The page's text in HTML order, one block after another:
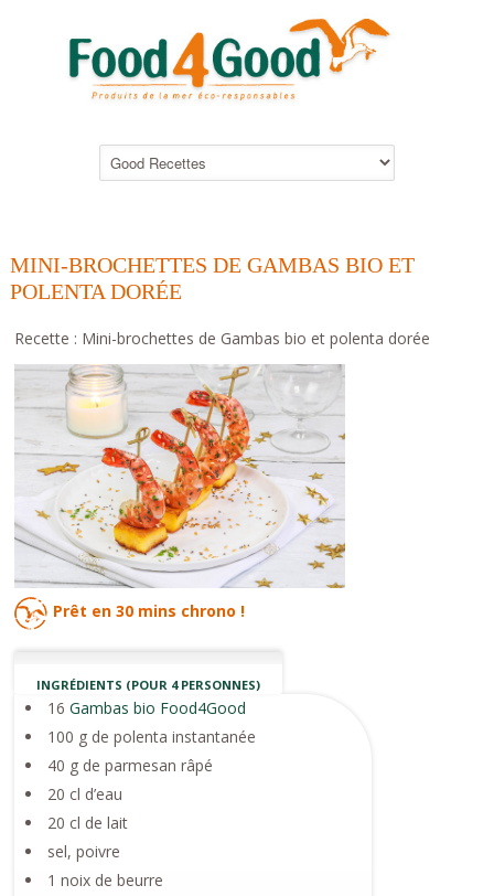
MINI-BROCHETTES DE GAMBAS BIO ET
POLENTA DORÉE
Recette : Mini-brochettes de Gambas bio et polenta dorée
Prêt en30 mins chrono !
INGRÉDIENTS (POUR 4 PERSONNES)
16Gambas bio Food4Good
100 g de polenta instantanée
40 g de parmesan râpé
20 cl d’eau
20 cl de lait
sel, poivre
1 noix de beurre